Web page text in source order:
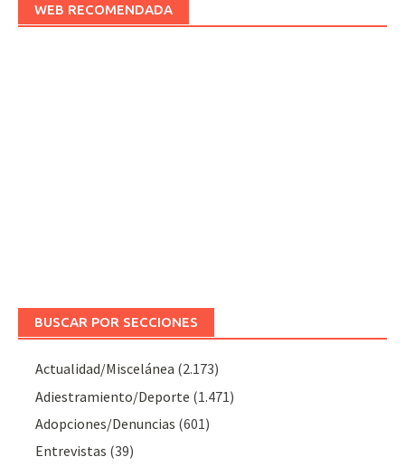
WEB RECOMENDADA
BUSCAR POR SECCIONES
Actualidad/Miscelánea (2.173)
Adiestramiento/Deporte (1.471)
Adopciones/Denuncias (601)
Entrevistas (39)